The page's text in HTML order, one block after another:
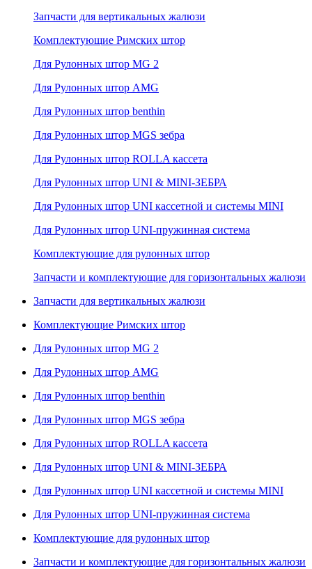
Запчасти для вертикальных жалюзи
Комплектующие Римских штор
Для Рулонных штор MG 2
Для Рулонных штор AMG
Для Рулонных штор benthin
Для Рулонных штор MGS зебра
Для Рулонных штор ROLLA кассета
Для Рулонных штор UNI & MINI-ЗЕБРА
Для Рулонных штор UNI кассетной и системы MINI
Для Рулонных штор UNI-пружинная система
Комплектующие для рулонных штор
Запчасти и комплектующие для горизонтальных жалюзи
Запчасти для вертикальных жалюзи
Комплектующие Римских штор
Для Рулонных штор MG 2
Для Рулонных штор AMG
Для Рулонных штор benthin
Для Рулонных штор MGS зебра
Для Рулонных штор ROLLA кассета
Для Рулонных штор UNI & MINI-ЗЕБРА
Для Рулонных штор UNI кассетной и системы MINI
Для Рулонных штор UNI-пружинная система
Комплектующие для рулонных штор
Запчасти и комплектующие для горизонтальных жалюзи